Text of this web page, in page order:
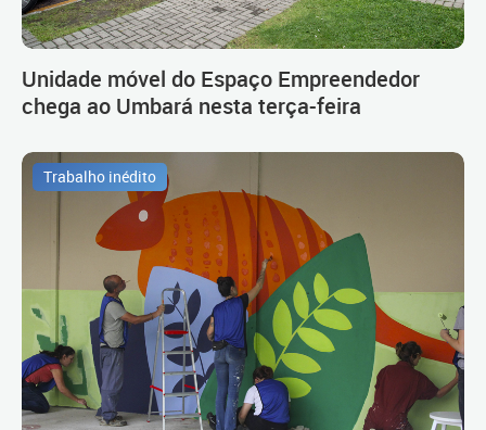
Unidade móvel do Espaço Empreendedor
chega ao Umbará nesta terça-feira
Trabalho inédito